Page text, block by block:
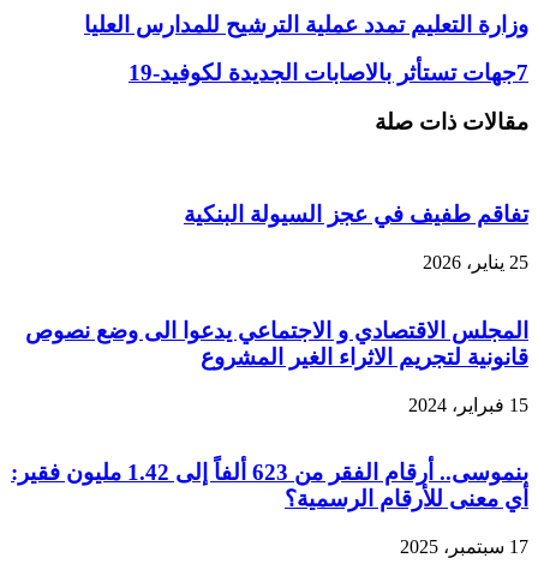
وزارة التعليم تمدد عملية الترشيح للمدارس العليا
7جهات تستأثر بالاصابات الجديدة لكوفيد-19
مقالات ذات صلة
تفاقم طفيف في عجز السيولة البنكية
25 يناير، 2026
المجلس الاقتصادي و الاجتماعي يدعوا الى وضع نصوص
قانونية لتجريم الاثراء الغير المشروع
15 فبراير، 2024
بنموسى.. أرقام الفقر من 623 ألفاً إلى 1.42 مليون فقير:
أي معنى للأرقام الرسمية؟
17 سبتمبر، 2025